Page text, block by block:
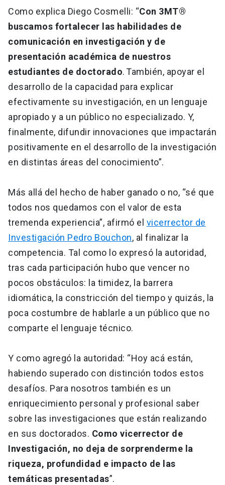
Como explica Diego Cosmelli: “Con 3MT®
buscamos fortalecer las habilidades de
comunicación en investigación y de
presentación académica de nuestros
estudiantes de doctorado. También, apoyar el
desarrollo de la capacidad para explicar
efectivamente su investigación, en un lenguaje
apropiado y a un público no especializado. Y,
finalmente, difundir innovaciones que impactarán
positivamente en el desarrollo de la investigación
en distintas áreas del conocimiento”.
Más allá del hecho de haber ganado o no, “sé que
todos nos quedamos con el valor de esta
tremenda experiencia”, afirmó el vicerrector de
Investigación Pedro Bouchon, al finalizar la
competencia. Tal como lo expresó la autoridad,
tras cada participación hubo que vencer no
pocos obstáculos: la timidez, la barrera
idiomática, la constricción del tiempo y quizás, la
poca costumbre de hablarle a un público que no
comparte el lenguaje técnico.
Y como agregó la autoridad: “Hoy acá están,
habiendo superado con distinción todos estos
desafíos. Para nosotros también es un
enriquecimiento personal y profesional saber
sobre las investigaciones que están realizando
en sus doctorados. Como vicerrector de
Investigación, no deja de sorprenderme la
riqueza, profundidad e impacto de las
temáticas presentadas”.